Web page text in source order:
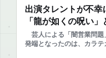
出演タレントが不
「龍が如くの呪い」
芸人による「闇営業問題
発端となったのは、カラ